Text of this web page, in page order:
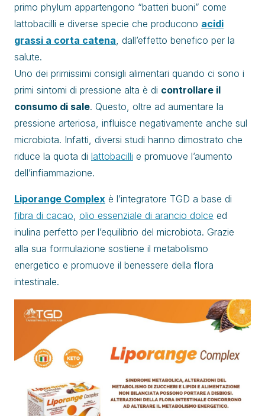
primo phylum appartengono “batteri buoni” come
lattobacilli e diverse specie che producono acidi
grassi a corta catena, dall’effetto benefico per la
salute.
Uno dei primissimi consigli alimentari quando ci sono i
primi sintomi di pressione alta è di controllare il
consumo di sale. Questo, oltre ad aumentare la
pressione arteriosa, influisce negativamente anche sul
microbiota. Infatti, diversi studi hanno dimostrato che
riduce la quota di lattobacilli e promuove l’aumento
dell’infiammazione.
Liporange Complex è l’integratore TGD a base di
fibra di cacao, olio essenziale di arancio dolce ed
inulina perfetto per l’equilibrio del microbiota. Grazie
alla sua formulazione sostiene il metabolismo
energetico e promuove il benessere della flora
intestinale.